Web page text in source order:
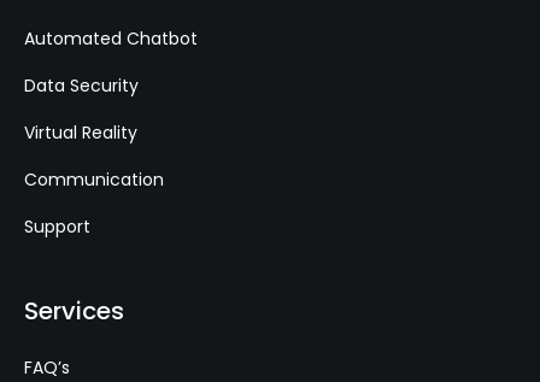
Automated Chatbot
Data Security
Virtual Reality
Communication
Support
Services
FAQ’s